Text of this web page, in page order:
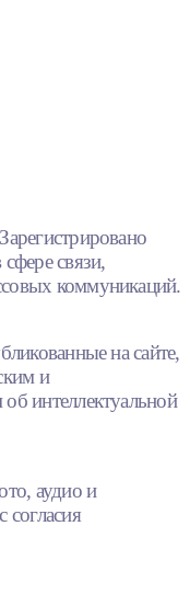
связи,
коммуникаций.
на сайте,
и
интеллектуальной
аудио и
согласия